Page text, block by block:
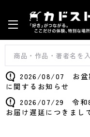
2026/08/07 お盆
に関するお知らせ
2026/07/29 令和8
お届け遅延につきまし